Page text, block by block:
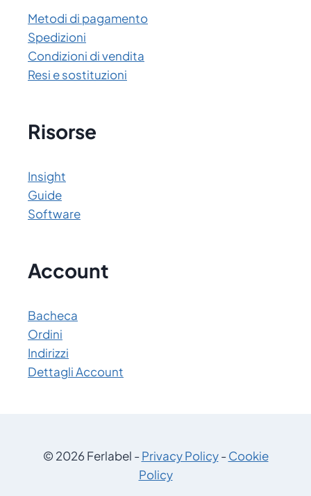
Metodi di pagamento
Spedizioni
Condizioni di vendita
Resi e sostituzioni
Risorse
Insight
Guide
Software
Account
Bacheca
Ordini
Indirizzi
Dettagli Account
© 2026 Ferlabel -Privacy Policy-Cookie
Policy